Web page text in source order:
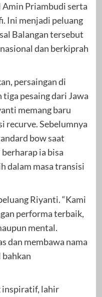
Amin Priambudi serta
Ini menjadi peluang
Balangan tersebut
dan berkiprah
persaingan di
tiga pesaing dari Jawa
memang baru
recurve. Sebelumnya
bow saat
ia bisa
dalam masa transisi
Riyanti. “Kami
performa terbaik,
mental.
dan membawa nama
bahkan
inspiratif, lahir